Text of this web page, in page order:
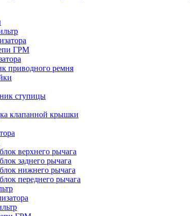
ГРМ
приводного ремня
ступицы
клапанной крышки
верхнего рычага
заднего рычага
нижнего рычага
переднего рычага